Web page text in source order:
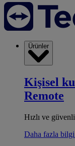
Ürünler
Kişisel
Remote
Hızlı ve
Daha fazla bilgi